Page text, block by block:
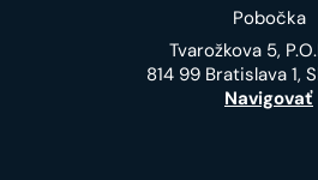
Pobočka
Tvarožkova 5,
814 99 Bratislava 1,
Navigovať